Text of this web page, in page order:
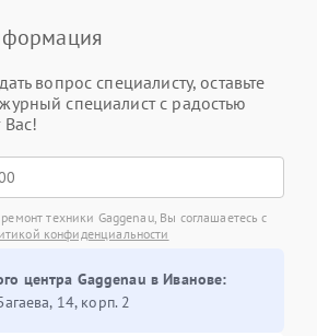
вопрос специалисту, оставьте
специалист с радостью
Вас!
техники Gaggenau, Вы соглашаетесь с
конфиденциальности
центра Gaggenau в Иванове:
14, корп. 2